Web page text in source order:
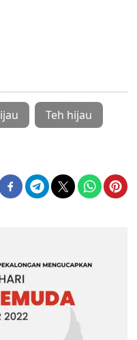
Teh hijau